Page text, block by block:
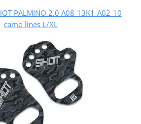
PALMINO 2.0 A08-13K1-A02-10
camo lines L/XL